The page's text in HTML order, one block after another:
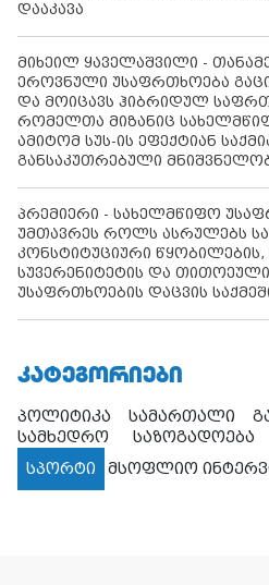
დააკავა
მიხეილ ყაველაშვილი -
ეროვნული უსაფრთხოება
და მოიცავს ჰიბრიდულ
რომელთა მიზანიც
ამიტომ სუს-ის ეფექტიან
განსაკუთრებული
პრემიერი - სახელმწიფო
უმთავრეს როლს ასრულებს
კონსტიტუციური
სუვერენიტეტის და
უსაფრთხოების დაცვის
ᲙᲐᲢᲔᲒᲝᲠᲘᲔᲑᲘ
პოლიტიკა სამართალი
სამხედრო
საზოგადოება
სპორტი
მსოფლიო